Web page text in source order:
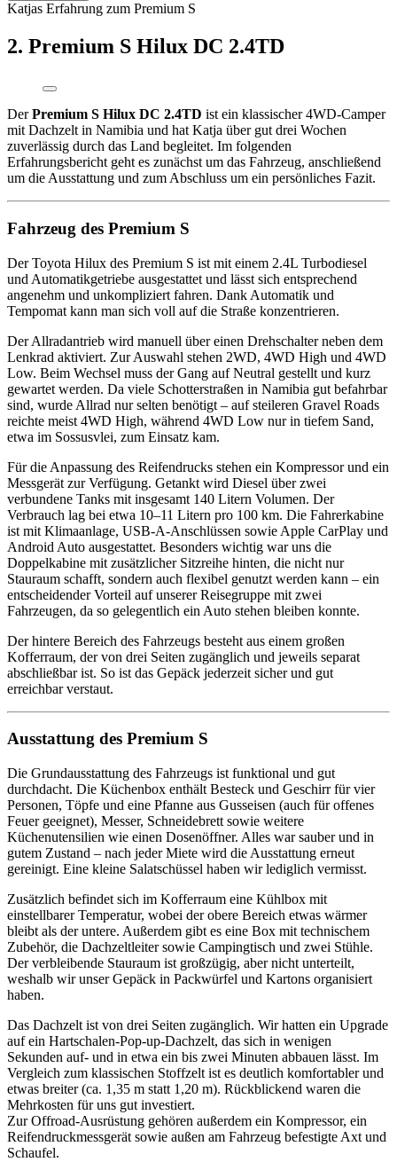
Katjas Erfahrung zum Premium S
2. Premium S Hilux DC 2.4TD
DerPremium S Hilux DC 2.4TD ist ein klassischer 4WD-Camper
mit Dachzelt in Namibia und hat Katja über gut drei Wochen
zuverlässig durch das Land begleitet. Im folgenden
Erfahrungsbericht geht es zunächst um das Fahrzeug, anschließend
um die Ausstattung und zum Abschluss um ein persönliches Fazit.
Fahrzeug des Premium S
Der Toyota Hilux des Premium S ist mit einem 2.4L Turbodiesel
und Automatikgetriebe ausgestattet und lässt sich entsprechend
angenehm und unkompliziert fahren. Dank Automatik und
Tempomat kann man sich voll auf die Straße konzentrieren.
Der Allradantrieb wird manuell über einen Drehschalter neben dem
Lenkrad aktiviert. Zur Auswahl stehen 2WD, 4WD High und 4WD
Low. Beim Wechsel muss der Gang auf Neutral gestellt und kurz
gewartet werden. Da viele Schotterstraßen in Namibia gut befahrbar
sind, wurde Allrad nur selten benötigt – auf steileren Gravel Roads
reichte meist 4WD High, während 4WD Low nur in tiefem Sand,
etwa im Sossusvlei, zum Einsatz kam.
Für die Anpassung des Reifendrucks stehen ein Kompressor und ein
Messgerät zur Verfügung. Getankt wird Diesel über zwei
verbundene Tanks mit insgesamt 140 Litern Volumen. Der
Verbrauch lag bei etwa 10–11 Litern pro 100 km. Die Fahrerkabine
ist mit Klimaanlage, USB-A-Anschlüssen sowie Apple CarPlay und
Android Auto ausgestattet. Besonders wichtig war uns die
Doppelkabine mit zusätzlicher Sitzreihe hinten, die nicht nur
Stauraum schafft, sondern auch flexibel genutzt werden kann – ein
entscheidender Vorteil auf unserer Reisegruppe mit zwei
Fahrzeugen, da so gelegentlich ein Auto stehen bleiben konnte.
Der hintere Bereich des Fahrzeugs besteht aus einem großen
Kofferraum, der von drei Seiten zugänglich und jeweils separat
abschließbar ist. So ist das Gepäck jederzeit sicher und gut
erreichbar verstaut.
Ausstattung des Premium S
Die Grundausstattung des Fahrzeugs ist funktional und gut
durchdacht. Die Küchenbox enthält Besteck und Geschirr für vier
Personen, Töpfe und eine Pfanne aus Gusseisen (auch für offenes
Feuer geeignet), Messer, Schneidebrett sowie weitere
Küchenutensilien wie einen Dosenöffner. Alles war sauber und in
gutem Zustand – nach jeder Miete wird die Ausstattung erneut
gereinigt. Eine kleine Salatschüssel haben wir lediglich vermisst.
Zusätzlich befindet sich im Kofferraum eine Kühlbox mit
einstellbarer Temperatur, wobei der obere Bereich etwas wärmer
bleibt als der untere. Außerdem gibt es eine Box mit technischem
Zubehör, die Dachzeltleiter sowie Campingtisch und zwei Stühle.
Der verbleibende Stauraum ist großzügig, aber nicht unterteilt,
weshalb wir unser Gepäck in Packwürfel und Kartons organisiert
haben.
Das Dachzelt ist von drei Seiten zugänglich. Wir hatten ein Upgrade
auf ein Hartschalen-Pop-up-Dachzelt, das sich in wenigen
Sekunden auf- und in etwa ein bis zwei Minuten abbauen lässt. Im
Vergleich zum klassischen Stoffzelt ist es deutlich komfortabler und
etwas breiter (ca. 1,35 m statt 1,20 m). Rückblickend waren die
Mehrkosten für uns gut investiert.
Zur Offroad-Ausrüstung gehören außerdem ein Kompressor, ein
Reifendruckmessgerät sowie außen am Fahrzeug befestigte Axt und
Schaufel.